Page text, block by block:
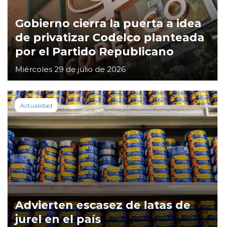
Gobierno cierra la puerta a idea
de privatizar Codelco planteada
por el Partido Republicano
Miércoles 29 de julio de 2026
Actualidad
Advierten escasez de latas de
jurel en el país